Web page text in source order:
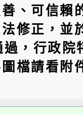
、可信賴
修正，並
，行政院
檔請看附